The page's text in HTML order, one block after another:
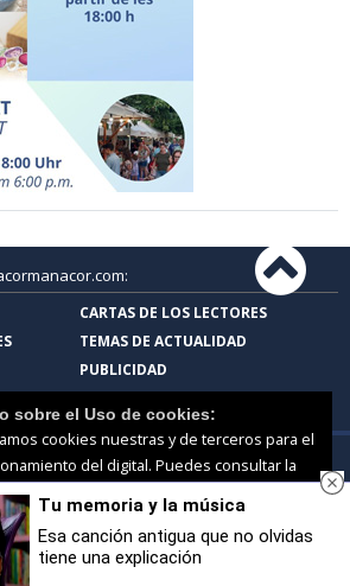
CARTAS DE LOS LECTORES
TEMAS DE ACTUALIDAD
PUBLICIDAD
|Términos de uso
reservados
sobre el Uso de cookies:
cookies nuestras y de terceros para el
del digital. Puedes consultar la
cookies y como desconectarlas.
Política de Privacidad y Cookies
Aceptar Cookies
Personalizar
Tu memoria y la música
Esa canción antigua que no olvidas
tiene una explicación